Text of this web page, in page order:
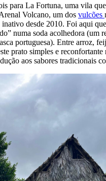
para La Fortuna, uma vila
Volcano, um dos vulcões
desde 2010. Foi aqui
numa soda acolhedora (um
portuguesa). Entre arroz,
prato simples e reconfortante
aos sabores tradicionais